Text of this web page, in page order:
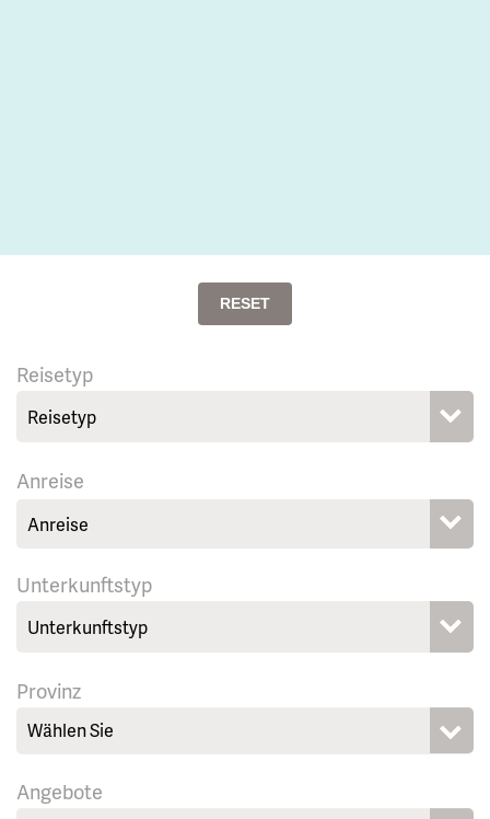
RESET
Reisetyp
Anreise
Unterkunftstyp
Provinz
Wählen Sie
Angebote